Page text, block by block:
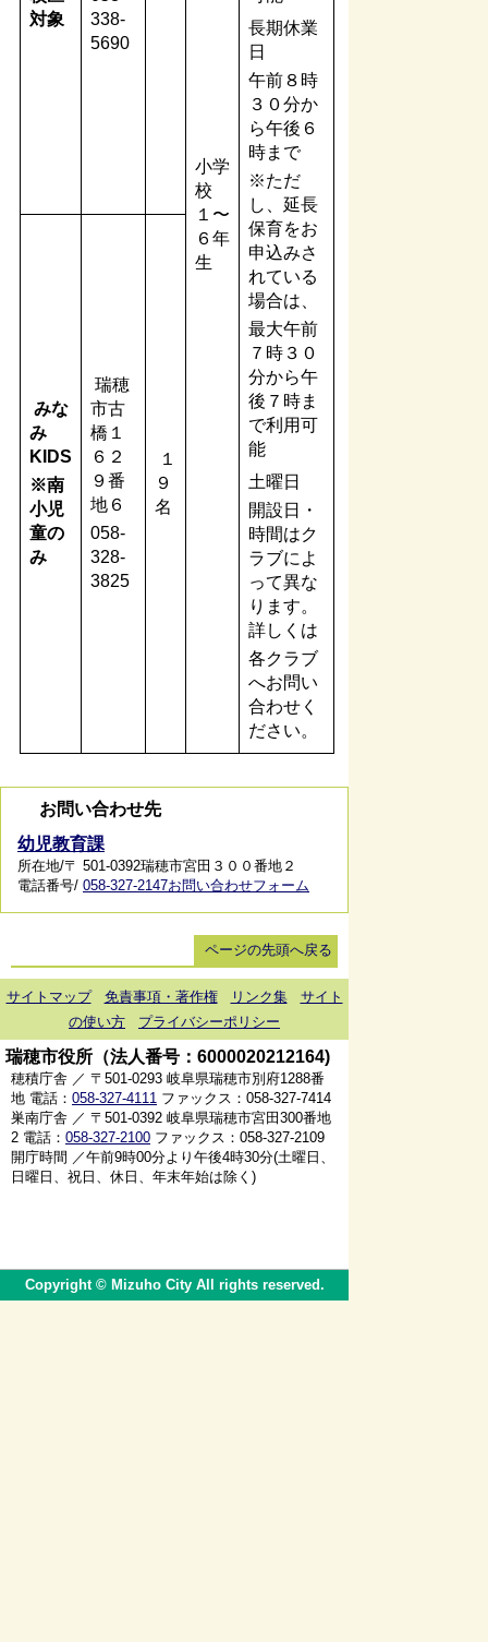
対象
338-
5690
小学
校
１〜
６年
生
長期休業
日
午前８時
３０分か
ら午後６
時まで
※ただ
し、延長
保育をお
申込みさ
れている
場合は、
最大午前
７時３０
分から午
後７時ま
で利用可
能
土曜日
開設日・
時間はク
ラブによ
って異な
ります。
詳しくは
各クラブ
へお問い
合わせく
ださい。
みな
み
KIDS
※南
小児
童の
み
瑞穂
市古
橋１
６２
９番
地６
058-
328-
3825
１
９
名
お問い合わせ先
幼児教育課
所在地/〒 501-0392瑞穂市宮田３００番地２
電話番号/ 058-327-2147お問い合わせフォーム
ページの先頭へ戻る
サイトマップ 免責事項・著作権 リンク集
サイト
の使い方
プライバシーポリシー
瑞穂市役所（法人番号：6000020212164)
穂積庁舎 ／ 〒501-0293 岐阜県瑞穂市別府1288番
地 電話： 058-327-4111 ファックス：058-327-7414
巣南庁舎 ／ 〒501-0392 岐阜県瑞穂市宮田300番地
2 電話： 058-327-2100 ファックス：058-327-2109
開庁時間 ／午前9時00分より午後4時30分(土曜日、
日曜日、祝日、休日、年末年始は除く)
Copyright © Mizuho City All rights reserved.